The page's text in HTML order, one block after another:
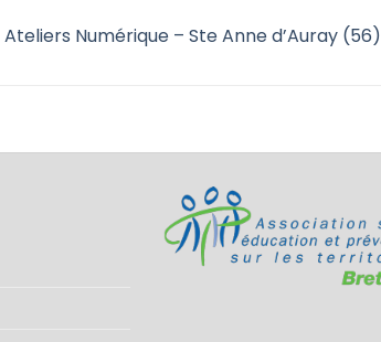
Ateliers Numérique – Ste Anne d’Auray (56)